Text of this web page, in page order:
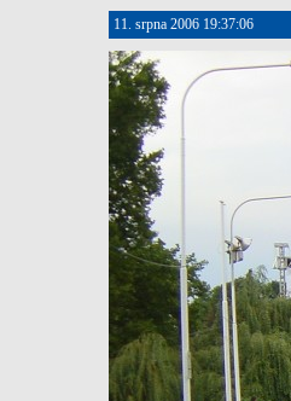
11. srpna 2006 19:37:06